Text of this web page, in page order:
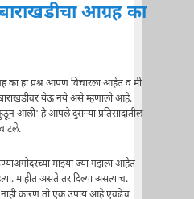
आग्रह का
का हा प्रश्न आपण विचारला आहेत व मी
येऊ नये असे म्हणालो आहे.
आली' हे आपले दुसर्‍या प्रतिसादातील
माझ्या ज्या गझला आहेत
माहीत असते तर दिल्या असत्याच.
कारण तो एक उपाय आहे एवढेच